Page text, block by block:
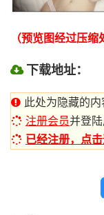
（预览图经过压缩
下载地址：
此处为隐藏的内
注册会员并登
已经注册，点